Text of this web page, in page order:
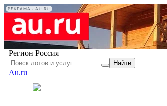
РЕКЛАМА • AU.RU
Регион Россия
Найти
Au.ru